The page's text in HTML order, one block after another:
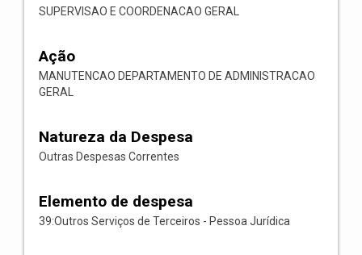
SUPERVISAO E COORDENACAO GERAL
Ação
MANUTENCAO DEPARTAMENTO DE ADMINISTRACAO
GERAL
Natureza da Despesa
Outras Despesas Correntes
Elemento de despesa
39:Outros Serviços de Terceiros - Pessoa Jurídica